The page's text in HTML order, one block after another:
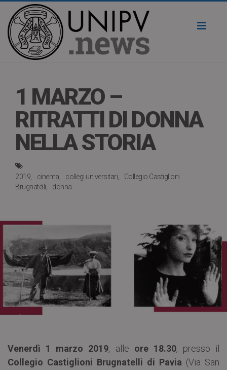
1 MARZO –
RITRATTI DI DONNA
NELLA STORIA
2019 cinema collegi universitari
Collegio Castiglioni
Brugnatelli
donna
Venerdì 1 marzo 2019, alle ore 18.30, presso il
Collegio Castiglioni Brugnatelli di Pavia (Via San